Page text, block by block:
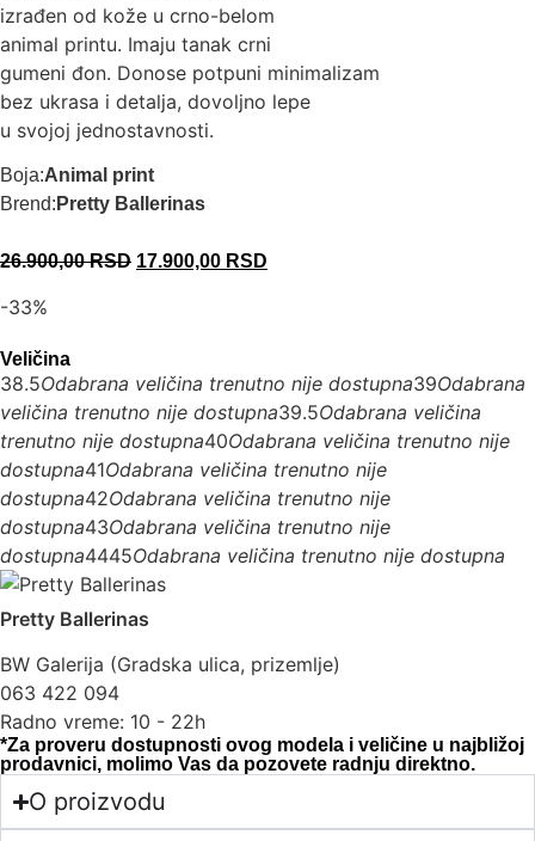
izrađen od kože u crno-belom
animal printu. Imaju tanak crni
gumeni đon. Donose potpuni minimalizam
bez ukrasa i detalja, dovoljno lepe
u svojoj jednostavnosti.
Boja:Animal print
Brend: Pretty Ballerinas
26.900,00RSD 17.900,00 RSD
-33%
Veličina
38.5Odabrana veličina trenutno nije dostupna39Odabrana
veličina trenutno nije dostupna39.5Odabrana veličina
trenutno nije dostupna40Odabrana veličina trenutno nije
dostupna41Odabrana veličina trenutno nije
dostupna42Odabrana veličina trenutno nije
dostupna43Odabrana veličina trenutno nije
dostupna4445Odabrana veličina trenutno nije dostupna
Pretty Ballerinas
BW Galerija (Gradska ulica, prizemlje)
063 422 094
Radno vreme: 10 - 22h
*Za proveru dostupnosti ovog modela i veličine u najbližoj
prodavnici, molimo Vas da pozovete radnju direktno.
O proizvodu